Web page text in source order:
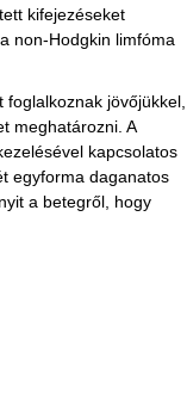
kifejezéseket
non-Hodgkin limfóma
jövőjükkel,
meghatározni. A
kapcsolatos
egyforma daganatos
a betegről, hogy